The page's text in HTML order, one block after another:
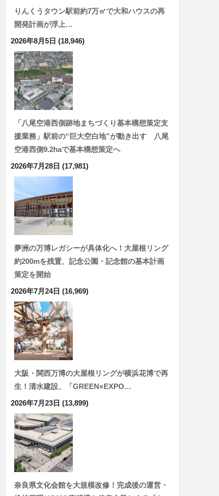
りんくうタウン駅前約7万㎡で大和ハウスの再
開発計画が浮上…
2026年8月5日 (18,946)
「八尾空港西側跡地まちづくり基本構想策定支
援業務」駅前の“巨大空白地”が動き出す 八尾
空港西側9.2haで基本構想策定へ
2026年7月28日 (17,981)
夢洲の万博レガシーが具体化へ！大屋根リング
約200mを残置、記念公園・記念館の基本計画
策定を開始
2026年7月24日 (16,969)
大阪・関西万博の大屋根リングが横浜花博で再
生！清水建設、「GREEN×EXPO…
2026年7月23日 (13,899)
奈良県文化会館を大規模改修！完成後の運営・